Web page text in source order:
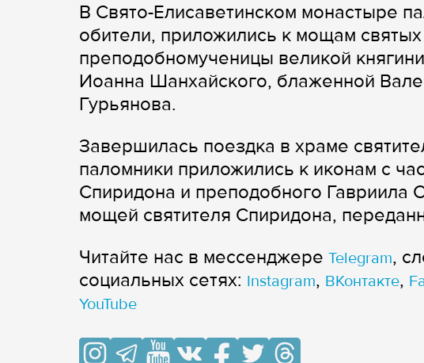
В Свято-Елисаветинском монастыре
обители, приложились к мощам
преподобномученицы великой
Иоанна Шанхайского, блаженной
Гурьянова.
Завершилась поездка в храме
паломники приложились к иконам с
Спиридона и преподобного Гавриила
мощей святителя Спиридона,
Читайте нас в мессенджере Telegram,
cоциальных сетях: Instagram, ВКонтакте,
YouTube